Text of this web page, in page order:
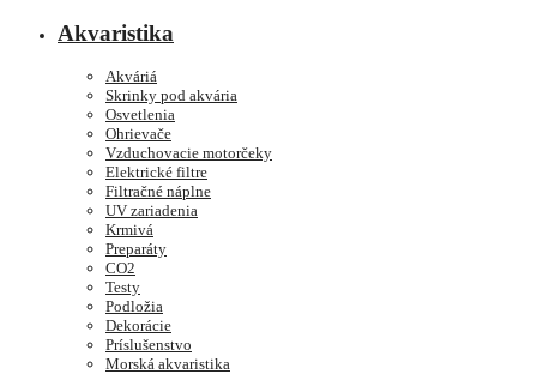
Akvaristika
Akváriá
Skrinky pod akvária
Osvetlenia
Ohrievače
Vzduchovacie motorčeky
Elektrické filtre
Filtračné náplne
UV zariadenia
Krmivá
Preparáty
CO2
Testy
Podložia
Dekorácie
Príslušenstvo
Morská akvaristika